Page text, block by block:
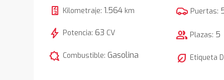
Kilometraje:1.564 km
bolt Potencia:63 CV
comic_bubble Combustible:Gasolina
Puertas:
group Plazas: 5
nest_eco_leaf Etiqueta